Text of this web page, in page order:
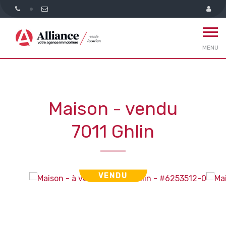
MENU
Maison - vendu
7011 Ghlin
VENDU